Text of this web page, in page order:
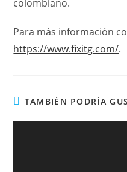
colombiano.
Para más información
https://www.fixitg.com/.
TAMBIÉN PODRÍA